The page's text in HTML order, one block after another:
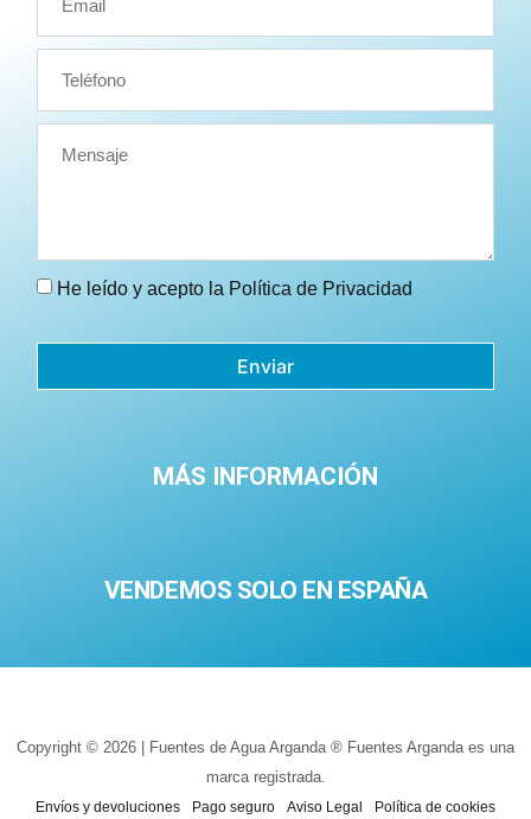
He leído y acepto la Política de Privacidad
Enviar
MÁS INFORMACIÓN
VENDEMOS SOLO EN ESPAÑA
Copyright © 2026 | Fuentes de Agua Arganda ® Fuentes Arganda es una
marca registrada.
Envíos y devoluciones Pago seguro Aviso Legal
Política de cookies